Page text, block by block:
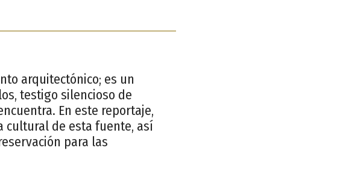
arquitectónico; es un
testigo silencioso de
En este reportaje,
cultural de esta fuente, así
para las